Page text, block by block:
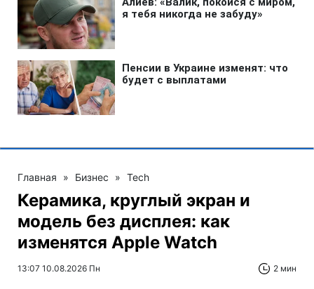
Главная » Бизнес » Tech
Керамика, круглый экран и
модель без дисплея: как
изменятся Apple Watch
13:07 10.08.2026 Пн 2 мин